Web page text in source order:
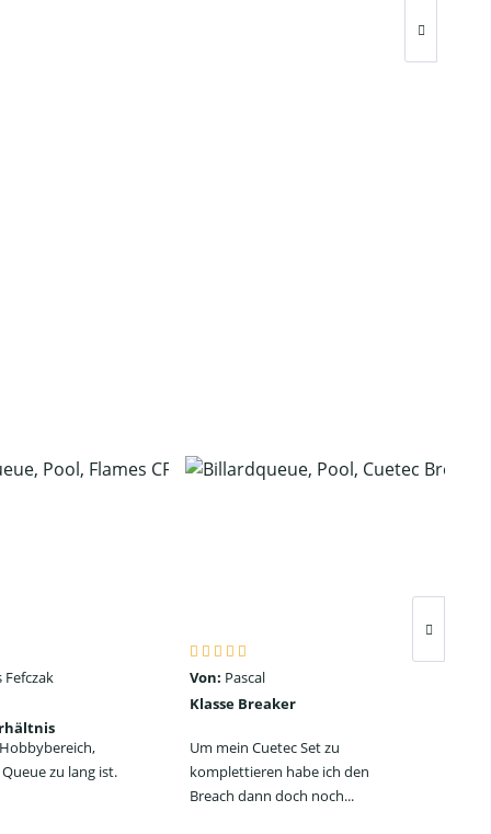
Fefczak
zu lang ist.
Von: Pascal
Klasse Breaker
Um mein Cuetec Set zu
komplettieren habe ich den
Breach dann doch noch...